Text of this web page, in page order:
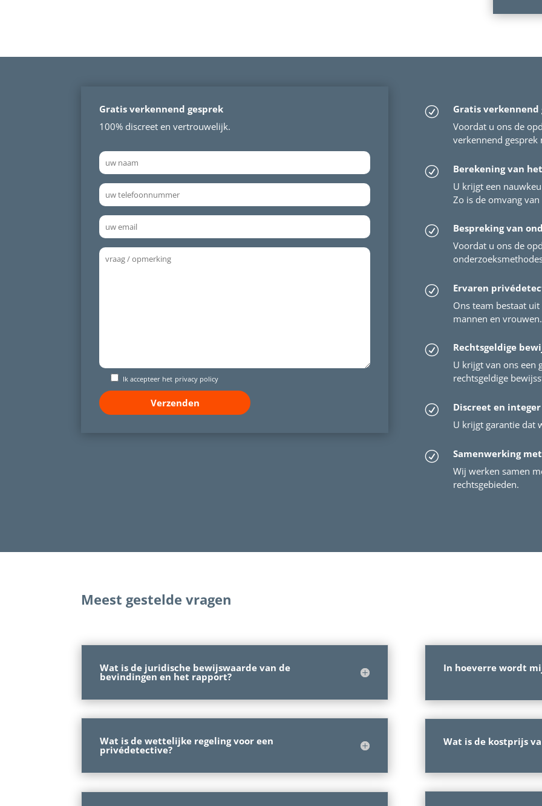
Gratis verkennend gesprek
100% discreet en vertrouwelijk.
Ik accepteer het privacy policy
R
Gratis verkennend
Voordat u ons de
verkennend gesprek
R
Berekening van
U krijgt een
Zo is de omvang
R
Bespreking van
Voordat u ons de
R
Ervaren
Ons team bestaat
mannen en
R
Rechtsgeldige
U krijgt van ons een
rechtsgeldige
R
Discreet en integer
U krijgt garantie dat
R
Samenwerking
Wij werken samen
rechtsgebieden.
Meest gestelde vragen
Wat is de juridische bewijswaarde van de
bevindingen en het rapport?
Wat is de wettelijke regeling voor een
privédetective?
In hoeverre wordt
Wat is de kostprijs